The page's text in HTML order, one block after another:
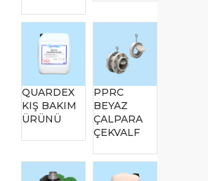
QUARDEX
KIŞ BAKIM
ÜRÜNÜ
PPRC
BEYAZ
ÇALPARA
ÇEKVALF